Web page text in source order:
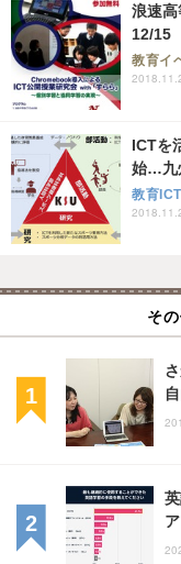
浪速高
12/15
教育イ
ICTを
始…九
教育ICT
そ